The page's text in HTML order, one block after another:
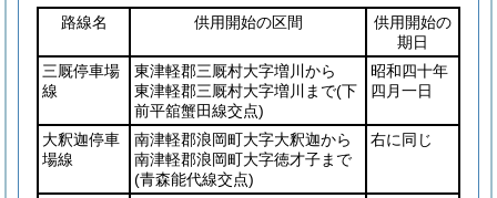
路線名
供用開始の区間
供用開始の
期日
三厩停車場
線
東津軽郡三厩村大字増川から
東津軽郡三厩村大字増川まで(下
前平舘蟹田線交点)
昭和四十年
四月一日
大釈迦停車
場線
南津軽郡浪岡町大字大釈迦から
南津軽郡浪岡町大字徳才子まで
(青森能代線交点)
右に同じ